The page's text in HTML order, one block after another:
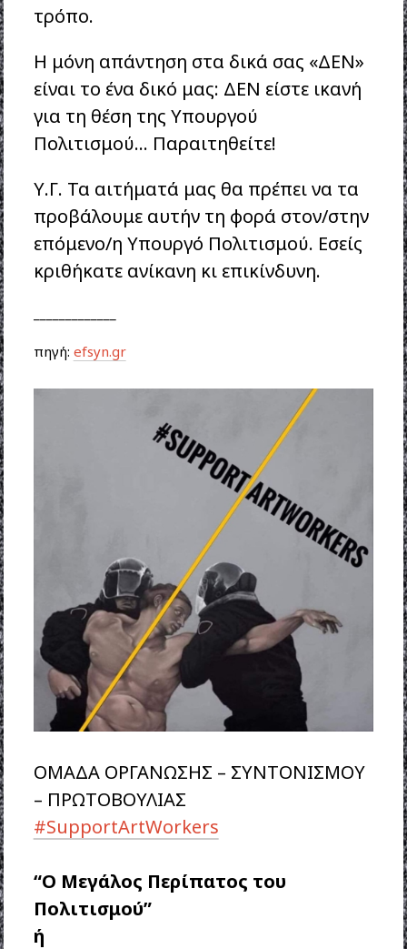
τρόπο.
Η μόνη απάντηση στα δικά σας «ΔΕΝ»
είναι το ένα δικό μας: ΔΕΝ είστε ικανή
για τη θέση της Υπουργού
Πολιτισμού… Παραιτηθείτε!
Υ.Γ. Τα αιτήματά μας θα πρέπει να τα
προβάλουμε αυτήν τη φορά στον/στην
επόμενο/η Υπουργό Πολιτισμού. Εσείς
κριθήκατε ανίκανη κι επικίνδυνη.
πηγή: efsyn.gr
ΟΜΑΔΑ ΟΡΓΑΝΩΣΗΣ – ΣΥΝΤΟΝΙΣΜΟΥ
– ΠΡΩΤΟΒΟΥΛΙΑΣ
#SupportArtWorkers
“Ο Μεγάλος Περίπατος του
Πολιτισμού”
ή